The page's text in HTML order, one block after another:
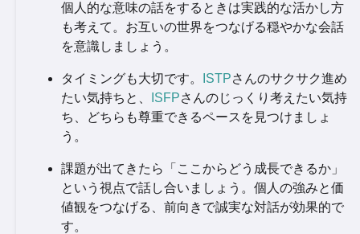
個人的な意味の話をするときは実践的な活かし方
も考えて。お互いの世界をつなげる穏やかな会話
を意識しましょう。
タイミングも大切です。 ISTPさんのサクサク進め
たい気持ちと、
ISFPさんのじっくり考えたい気持
ち、どちらも尊重できるペースを見つけましょ
う。
課題が出てきたら「ここからどう成長できるか」
という視点で話し合いましょう。個人の強みと価
値観をつなげる、前向きで誠実な対話が効果的で
す。